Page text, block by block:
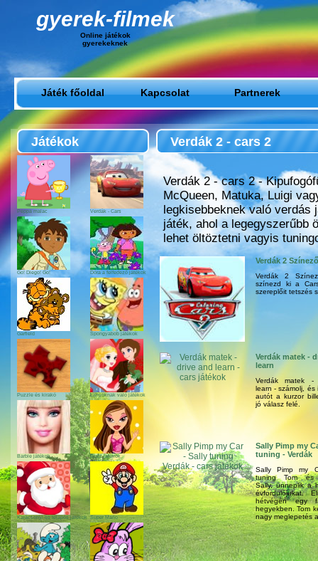
gyerek-filmek
Online játékok
gyerekeknek
Játék főoldal Kapcsolat Partnerek
Játékok
Peppa malac Verdák - Cars
Go! Diego! Go! Dóra a felfedező játékok
Garfield Spongyabob játékok
Puzzle és kirakó Lányoknak való játékok
Barbie játékok Bratz játékok
Karácsonyi és télapós játékok Super Mario
Verdák 2 - cars 2
Verdák 2 - cars 2 -
McQueen, Matuka, Luigi
legkisebbeknek való
játék, ahol a legegyszerűbb
lehet öltöztetni vagyis
Verdák 2
Verdák 2
színezd ki a
szereplőit tetszés
Verdák matek -
learn
Verdák matek -
learn - számolj, és
autót a kurzor
jó válasz felé.
Sally Pimp my
tuning - Verdák
Sally Pimp my
tuning Tom és
Sally, ünneplik a
évfordulójukat.
hétvégén egy
hegyekben. Tom
nagy meglepetés